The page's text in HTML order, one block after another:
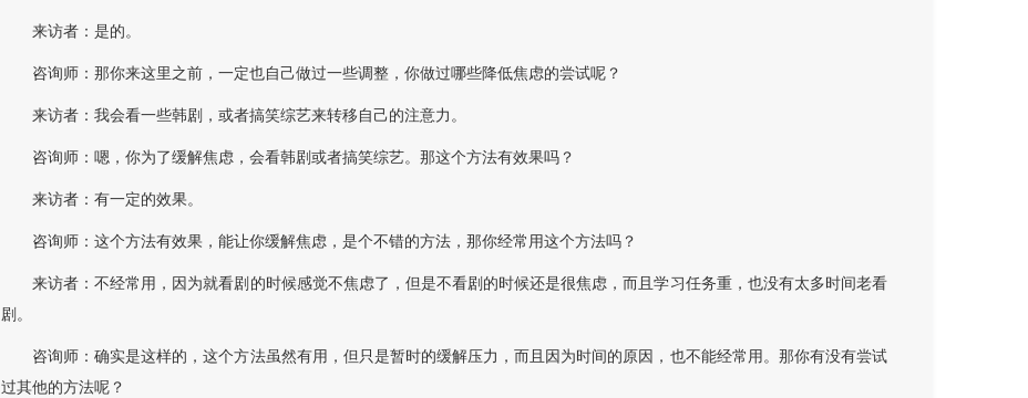
来访者：是的。
咨询师：那你来这里之前，一定也自己做过一些调整，你做过哪些降低焦虑的尝试呢？
来访者：我会看一些韩剧，或者搞笑综艺来转移自己的注意力。
咨询师：嗯，你为了缓解焦虑，会看韩剧或者搞笑综艺。那这个方法有效果吗？
来访者：有一定的效果。
咨询师：这个方法有效果，能让你缓解焦虑，是个不错的方法，那你经常用这个方法吗？
来访者：不经常用，因为就看剧的时候感觉不焦虑了，但是不看剧的时候还是很焦虑，而且学习任务重，也没有太多时间老看
剧。
咨询师：确实是这样的，这个方法虽然有用，但只是暂时的缓解压力，而且因为时间的原因，也不能经常用。那你有没有尝试
过其他的方法呢？